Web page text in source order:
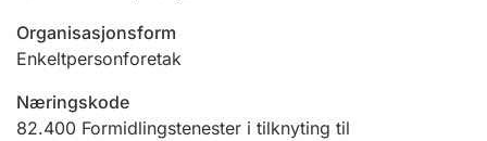
Andre tema
Organisasjonsform
Enkeltpersonforetak
Næringskode
82.400 Formidlingstenester i tilknyting til